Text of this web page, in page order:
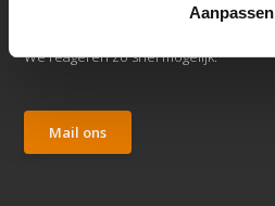
Aanpassen
We reageren zo snel mogelijk.
Mail ons